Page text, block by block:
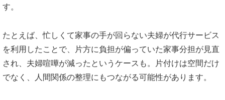
す。
たとえば、忙しくて家事の手が回らない夫婦が代行サービス
を利用したことで、片方に負担が偏っていた家事分担が見直
され、夫婦喧嘩が減ったというケースも。片付けは空間だけ
でなく、人間関係の整理にもつながる可能性があります。